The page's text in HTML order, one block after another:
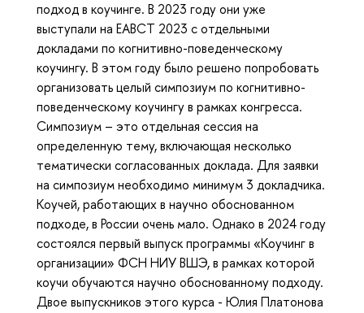
подход в коучинге. В 2023 году они уже
выступали на EABCT 2023 с отдельными
докладами по когнитивно-поведенческому
коучингу. В этом году было решено попробовать
организовать целый симпозиум по когнитивно-
поведенческому коучингу в рамках конгресса.
Симпозиум – это отдельная сессия на
определенную тему, включающая несколько
тематически согласованных доклада. Для заявки
на симпозиум необходимо минимум 3 докладчика.
Коучей, работающих в научно обоснованном
подходе, в России очень мало. Однако в 2024 году
состоялся первый выпуск программы «Коучинг в
организации» ФСН НИУ ВШЭ, в рамках которой
коучи обучаются научно обоснованному подходу.
Двое выпускников этого курса - Юлия Платонова